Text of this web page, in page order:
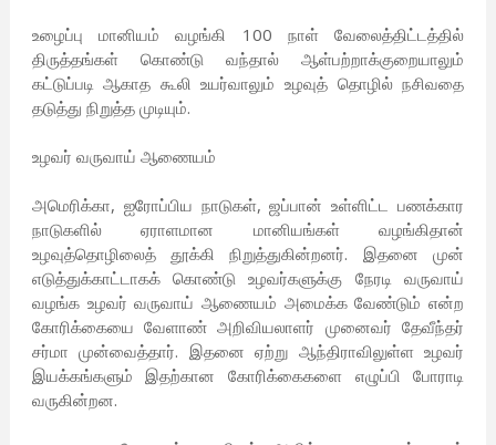
உழைப்பு மானியம் வழங்கி 100 நாள் வேலைத்திட்டத்தில்
திருத்தங்கள் கொண்டு வந்தால் ஆள்பற்றாக்குறையாலும்
கட்டுப்படி ஆகாத கூலி உயர்வாலும் உழவுத் தொழில் நசிவதை
தடுத்து நிறுத்த முடியும்.
உழவர் வருவாய் ஆணையம்
அமெரிக்கா, ஐரோப்பிய நாடுகள், ஜப்பான் உள்ளிட்ட பணக்கார
நாடுகளில் ஏராளமான மானியங்கள் வழங்கிதான்
உழவுத்தொழிலைத் தூக்கி நிறுத்துகின்றனர். இதனை முன்
எடுத்துக்காட்டாகக் கொண்டு உழவர்களுக்கு நேரடி வருவாய்
வழங்க உழவர் வருவாய் ஆணையம் அமைக்க வேண்டும் என்ற
கோரிக்கையை வேளாண் அறிவியலாளர் முனைவர் தேவீந்தர்
சர்மா முன்வைத்தார். இதனை ஏற்று ஆந்திராவிலுள்ள உழவர்
இயக்கங்களும் இதற்கான கோரிக்கைகளை எழுப்பி போராடி
வருகின்றன.